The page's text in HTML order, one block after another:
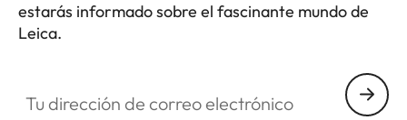
estarás informado sobre el fascinante mundo de
Leica.